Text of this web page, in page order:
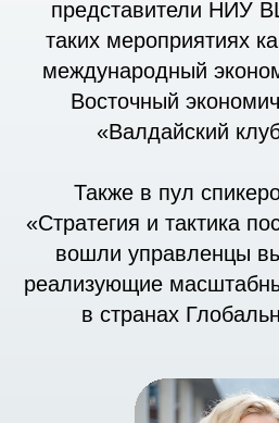
представители НИУ
таких мероприятиях
международный
Восточный
«Валдайский
Также в пул
«Стратегия и тактика
вошли управленцы
реализующие
в странах